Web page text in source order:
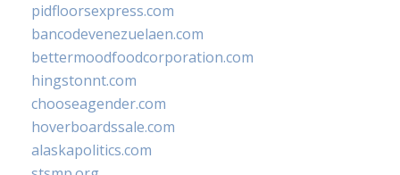
pidfloorsexpress.com
bancodevenezuelaen.com
bettermoodfoodcorporation.com
hingstonnt.com
chooseagender.com
hoverboardssale.com
alaskapolitics.com